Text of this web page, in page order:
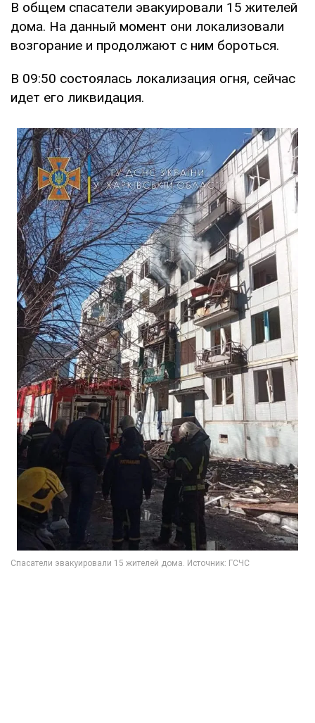
В общем спасатели эвакуировали 15 жителей
дома. На данный момент они локализовали
возгорание и продолжают с ним бороться.
В 09:50 состоялась локализация огня, сейчас
идет его ликвидация.